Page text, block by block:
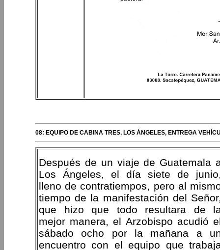
08: EQUIPO DE CABINA TRES, LOS ÁNGELES, ENTREGA
Después de un viaje de Guatemala
Los Ángeles, el día siete de
lleno de contratiempos, pero al
tiempo de la manifestación del
que hizo que todo resultara de
mejor manera, el Arzobispo acudió
sábado ocho por la mañana a
encuentro con el equipo que